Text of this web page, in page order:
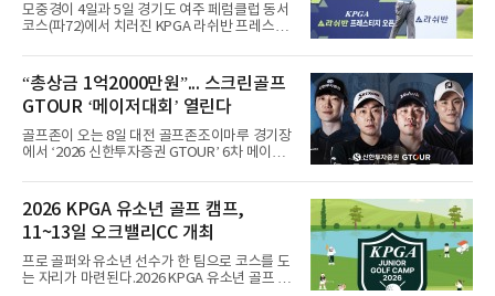
모중경이 4일과 5일 경기도 여주 페럼클럽 동서
코스(파72)에서 치러진 KPGA 라쉬반 프레스티
드 합계 8언더파 136타를 적어내며 한국프로골
프 챔피언스투어 시즌 2승째를 신고했다.우승
상금은 2천400만원이다. 이번 우승으로 챔피언
스투어 통산 7승 고지를 밟았다.5언더파 139타
를 친 장익제와 최호성이 공동 2위를 나눠 가졌
고, 4언더파 140타의 손준호가 4위에 자리했다.
“총상금 1억2000만원”... 스크린골프
GTOUR ‘메이저대회’ 열린다
골프존이 오는 8일 대전 골프존조이마루 경기장
에서 ‘2026 신한투자증권 GTOUR’ 6차 메이저
대회는 총상금 1억 2천만원 규모로, 우승자에게
는 상금 2천 5백만원과 대상&신인상 포인트 3천
점을 지급하고 3년간의 GTOUR 시드권을 부여
한다. KPGA 투어프로 중 1, 2라운드 합산 1위에
게는 오는 9월 17일부터 20일까지 골프존카운
티 선산에서 열리는 KPGA ‘골프존 오픈’ 출전권
을 부여한다.대회는 골프존 투비전NX플러스 투
2026 KPGA 유소년 골프 캠프,
11~13일 오크밸리CC 개최
프로 골퍼와 유소년 선수가 한 팀으로 코스를 도
는 자리가 마련된다.2026 KPGA 유소년 골프 캠